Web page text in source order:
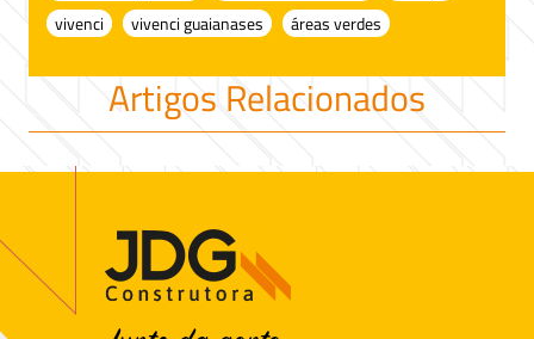
vivenci
vivenci guaianases áreas verdes
Artigos Relacionados